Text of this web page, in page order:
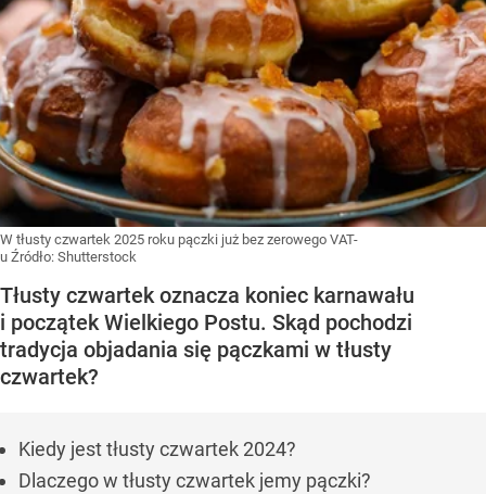
W tłusty czwartek 2025 roku pączki już bez zerowego VAT-
u Źródło: Shutterstock
Tłusty czwartek oznacza koniec karnawału
i początek Wielkiego Postu. Skąd pochodzi
tradycja objadania się pączkami w tłusty
czwartek?
Kiedy jest tłusty czwartek 2024?
Dlaczego w tłusty czwartek jemy pączki?